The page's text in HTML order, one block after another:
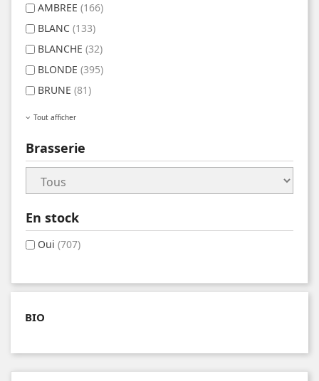
AMBREE (166)
BLANC (133)
BLANCHE (32)
BLONDE (395)
BRUNE (81)
Tout afficher
Brasserie
En stock
Oui (707)
BIO